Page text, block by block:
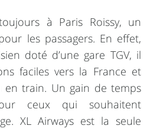
à Paris Roissy, un
les passagers. En effet,
doté d’une gare TGV, il
faciles vers la France et
en train. Un gain de temps
ceux qui souhaitent
XL Airways est la seule